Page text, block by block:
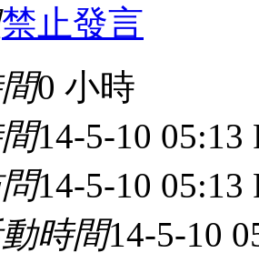
禁止發言
0 小時
14-5-10 05:13
14-5-10 05:13
動時間14-5-10